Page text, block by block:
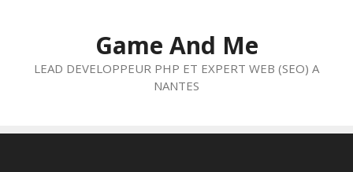
Game And Me
LEAD DEVELOPPEUR PHP ET EXPERT WEB (SEO) A
NANTES